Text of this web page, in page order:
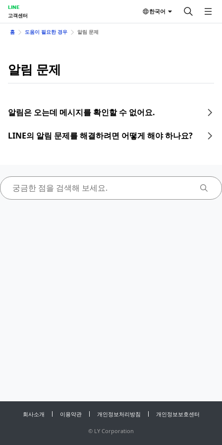
LINE
고객센터
한국어
홈 도움이 필요한 경우 알림 문제
알림 문제
알림은 오는데 메시지를 확인할 수 없어요.
LINE의 알림 문제를 해결하려면 어떻게 해야 하나요?
회사소개 이용약관 개인정보처리방침 개인정보보호센터
© LY Corporation